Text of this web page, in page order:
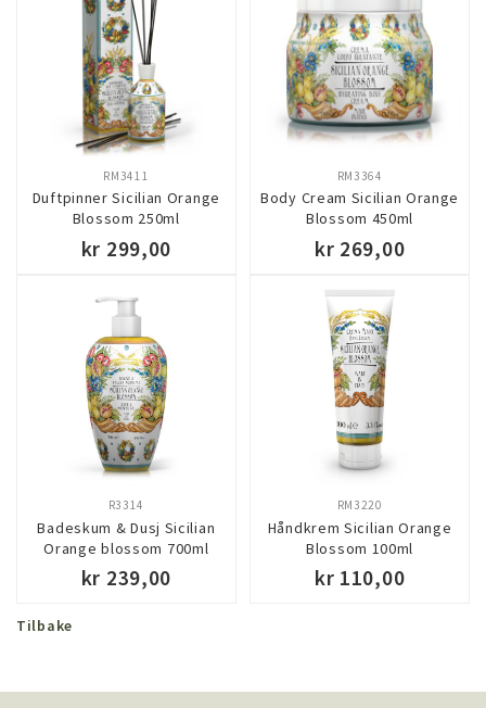
Duftpinner Sicilian Orange
Blossom 250ml
RM3411
kr 299,00
Body Cream Sicilian Orange
Blossom 450ml
RM3364
kr 269,00
Badeskum & Dusj Sicilian
Orange blossom 700ml
R3314
kr 239,00
Håndkrem Sicilian Orange
Blossom 100ml
RM3220
kr 110,00
Tilbake